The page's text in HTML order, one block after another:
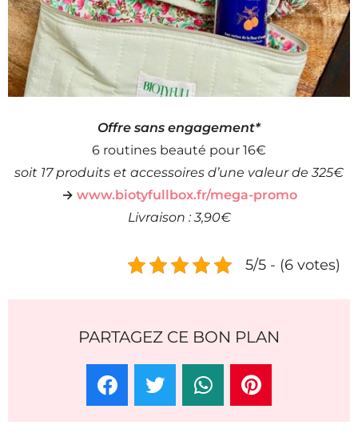
Offre sans engagement*
6 routines beauté pour 16€
soit 17 produits et accessoires d’une valeur de 325€
→ www.biotyfullbox.fr/mega-promo
Livraison : 3,90€
5/5 - (6 votes)
PARTAGEZ CE BON PLAN